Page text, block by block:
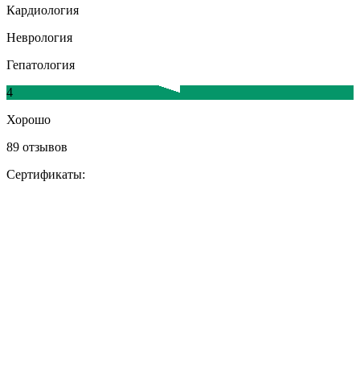
Кардиология
Неврология
Гепатология
4
Хорошо
89 отзывов
Сертификаты: